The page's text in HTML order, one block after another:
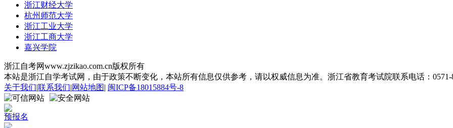
浙江财经大学
杭州师范大学
浙江工业大学
浙江工商大学
嘉兴学院
浙江自考网www.zjzikao.com.cn版权所有
本站是浙江自学考试网，由于政策不断变化，本站所有信息仅供参考，请以权威信息为准。浙江省教育考试院联系电话：0571-
关于我们|联系我们|网站地图| 闽ICP备18015884号-8
预报名